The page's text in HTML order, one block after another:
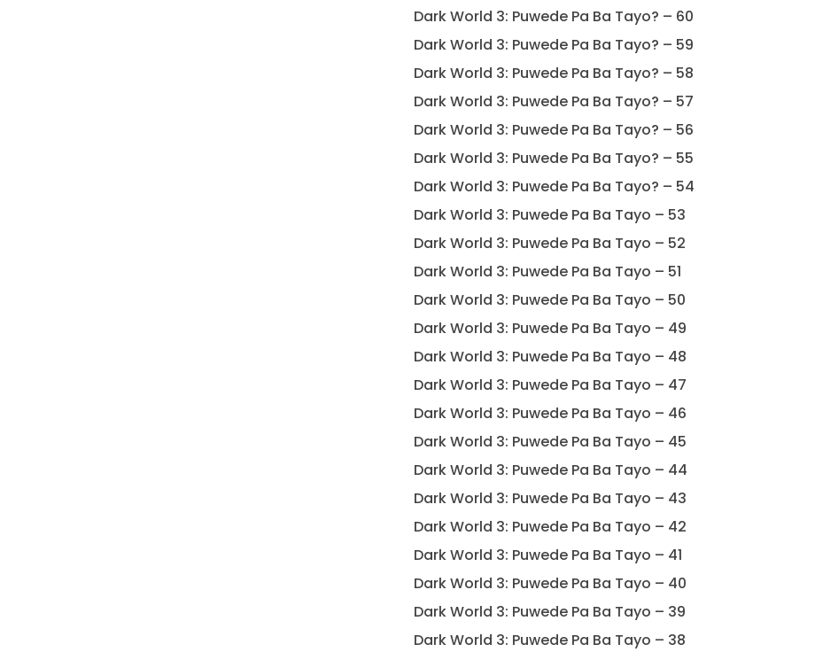
Dark World 3: Puwede Pa Ba Tayo? – 60
Dark World 3: Puwede Pa Ba Tayo? – 59
Dark World 3: Puwede Pa Ba Tayo? – 58
Dark World 3: Puwede Pa Ba Tayo? – 57
Dark World 3: Puwede Pa Ba Tayo? – 56
Dark World 3: Puwede Pa Ba Tayo? – 55
Dark World 3: Puwede Pa Ba Tayo? – 54
Dark World 3: Puwede Pa Ba Tayo – 53
Dark World 3: Puwede Pa Ba Tayo – 52
Dark World 3: Puwede Pa Ba Tayo – 51
Dark World 3: Puwede Pa Ba Tayo – 50
Dark World 3: Puwede Pa Ba Tayo – 49
Dark World 3: Puwede Pa Ba Tayo – 48
Dark World 3: Puwede Pa Ba Tayo – 47
Dark World 3: Puwede Pa Ba Tayo – 46
Dark World 3: Puwede Pa Ba Tayo – 45
Dark World 3: Puwede Pa Ba Tayo – 44
Dark World 3: Puwede Pa Ba Tayo – 43
Dark World 3: Puwede Pa Ba Tayo – 42
Dark World 3: Puwede Pa Ba Tayo – 41
Dark World 3: Puwede Pa Ba Tayo – 40
Dark World 3: Puwede Pa Ba Tayo – 39
Dark World 3: Puwede Pa Ba Tayo – 38